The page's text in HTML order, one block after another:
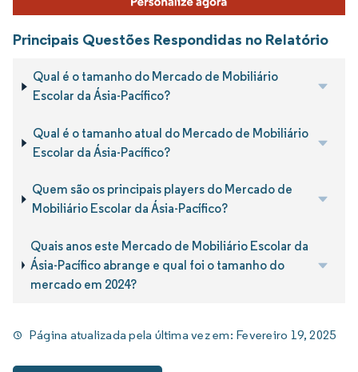
Principais Questões Respondidas no Relatório
Qual é o tamanho do Mercado de Mobiliário
Escolar da Ásia-Pacífico?
Qual é o tamanho atual do Mercado de Mobiliário
Escolar da Ásia-Pacífico?
Quem são os principais players do Mercado de
Mobiliário Escolar da Ásia-Pacífico?
Quais anos este Mercado de Mobiliário Escolar da
Ásia-Pacífico abrange e qual foi o tamanho do
mercado em 2024?
Página atualizada pela última vez em: Fevereiro 19, 2025